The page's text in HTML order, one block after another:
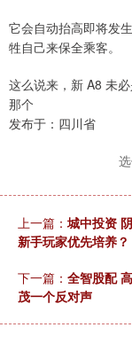
它会自动抬高即将发
牲自己来保全乘客。
这么说来，新 A8 未
那个
发布于：四川省
上一篇： 城中投资
新手玩家优先培养？
下一篇： 全智股配
茂一个反对声